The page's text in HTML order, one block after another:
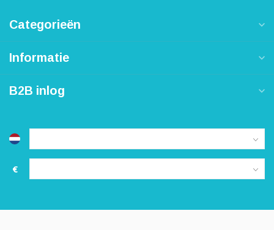
Categorieën
Informatie
B2B inlog
€